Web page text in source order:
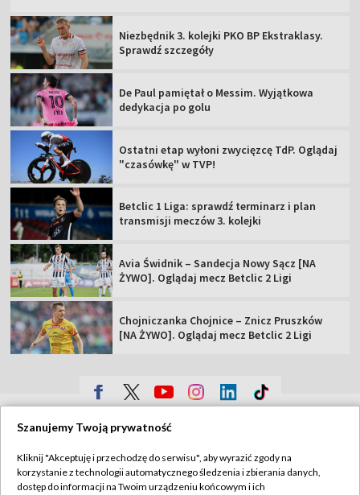
Niezbędnik 3. kolejki PKO BP Ekstraklasy.
Sprawdź szczegóły
De Paul pamiętał o Messim. Wyjątkowa
dedykacja po golu
Ostatni etap wyłoni zwycięzcę TdP. Oglądaj
"czasówkę" w TVP!
Betclic 1 Liga: sprawdź terminarz i plan
transmisji meczów 3. kolejki
Avia Świdnik – Sandecja Nowy Sącz [NA
ŻYWO]. Oglądaj mecz Betclic 2 Ligi
Chojniczanka Chojnice – Znicz Pruszków
[NA ŻYWO]. Oglądaj mecz Betclic 2 Ligi
Sklep TVP
Polityka prywatności
Szanujemy Twoją prywatność
Kliknij "Akceptuję i przechodzę do serwisu", aby wyrazić zgody na
korzystanie z technologii automatycznego śledzenia i zbierania danych,
dostęp do informacji na Twoim urządzeniu końcowym i ich